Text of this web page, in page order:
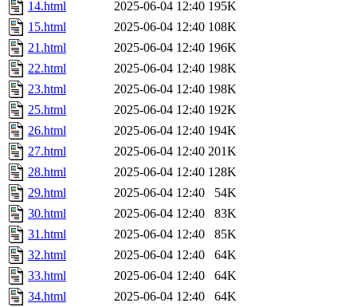
14.html
2025-06-04 12:40 195K
15.html
2025-06-04 12:40 108K
21.html
2025-06-04 12:40 196K
22.html
2025-06-04 12:40 198K
23.html
2025-06-04 12:40 198K
25.html
2025-06-04 12:40 192K
26.html
2025-06-04 12:40 194K
27.html
2025-06-04 12:40 201K
28.html
2025-06-04 12:40 128K
29.html
2025-06-04 12:40
54K
30.html
2025-06-04 12:40
83K
31.html
2025-06-04 12:40
85K
32.html
2025-06-04 12:40
64K
33.html
2025-06-04 12:40
64K
34.html
2025-06-04 12:40
64K